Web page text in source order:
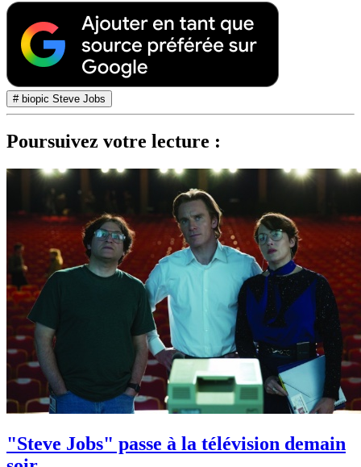
# biopic Steve Jobs
Poursuivez votre lecture :
"Steve Jobs" passe à la télévision demain